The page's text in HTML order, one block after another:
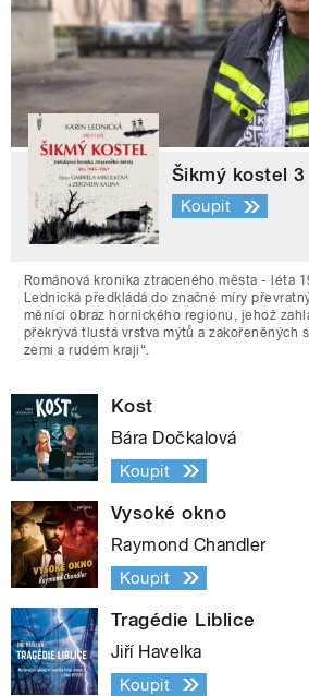
Šikmý kostel 3
Koupit
Románová kronika ztraceného města - léta
Lednická předkládá do značné míry
měnící obraz hornického regionu, jehož
překrývá tlustá vrstva mýtů a zakořeněných
zemi a rudém kraji“.
Kost
Bára Dočkalová
Koupit
Vysoké okno
Raymond Chandler
Koupit
Tragédie Liblice
Jiří Havelka
Koupit